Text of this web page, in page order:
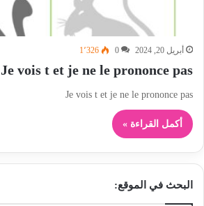
أبريل 20, 2024 0 1٬326
Je vois t et je ne le prononce pas
Je vois t et je ne le prononce pas
أكمل القراءة »
البحث في الموقع: